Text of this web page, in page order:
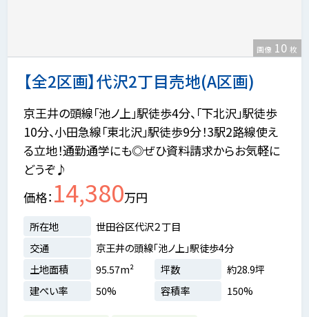
【全2区画】代沢2丁目売地(A区画)
画像 10 枚
京王井の頭線「池ノ上」駅徒歩4分、「下北沢」駅徒歩
10分、小田急線「東北沢」駅徒歩9分！3駅2路線使え
る立地！通勤通学にも◎ぜひ資料請求からお気軽に
どうぞ♪
価格 14,380万円
所在地
世田谷区代沢２丁目
交通
京王井の頭線「池ノ上」駅徒歩4分
土地面積
95.57m² 坪数
約28.9坪
建ぺい率
50% 容積率 150%